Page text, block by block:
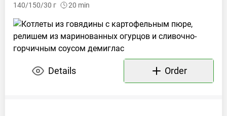
140/150/30 г 20 min
Details Order